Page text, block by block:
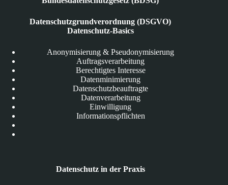
Datenschutzgrundverordnung (DSGVO)
Datenschutz-Basics
Anonymisierung & Pseudonymisierung
Auftragsverarbeitung
Berechtigtes Interesse
Datenminimierung
Datenschutzbeauftragte
Datenverarbeitung
Einwilligung
Informationspflichten
Datenschutz in der Praxis